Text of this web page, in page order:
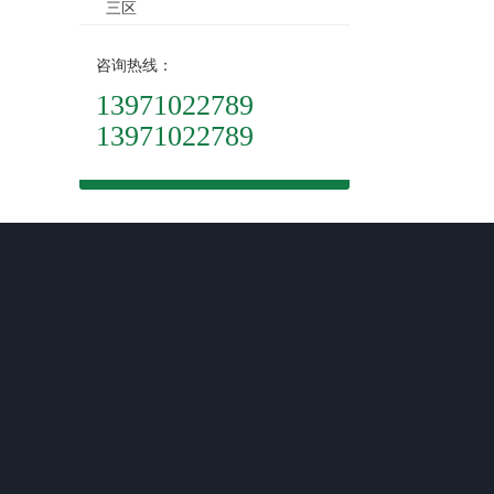
三区
咨询热线：
13971022789
13971022789